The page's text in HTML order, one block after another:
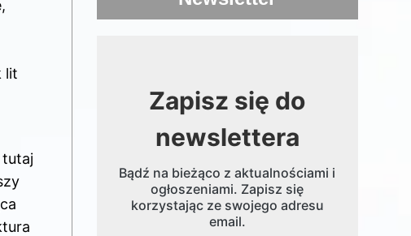
lit
Zapisz się do
newslettera
Bądź na bieżąco z aktualnościami i
ogłoszeniami. Zapisz się
korzystając ze swojego adresu
email.